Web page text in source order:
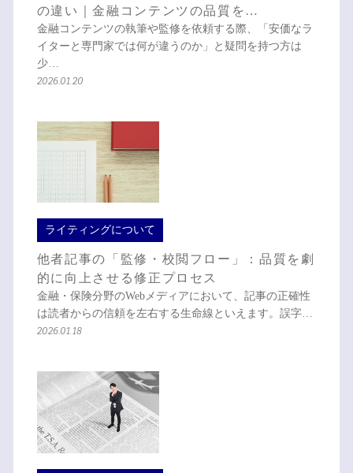
の違い｜金融コンテンツの品質を…
金融コンテンツの執筆や監修を依頼する際、「安価なラ
イターと専門家では何が違うのか」と疑問を持つ方は
少…
2026.01.20
ライティングについて
他者記事の「監修・校閲フロー」：品質を劇
的に向上させる修正プロセス
金融・保険分野のWebメディアにおいて、記事の正確性
は読者からの信頼を左右する生命線といえます。誤字…
2026.01.18